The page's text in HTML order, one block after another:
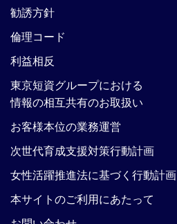
勧誘方針
倫理コード
利益相反
東京短資グループにおける
情報の相互共有のお取扱い
お客様本位の業務運営
次世代育成支援対策行動計画
女性活躍推進法に基づく行動計画
本サイトのご利用にあたって